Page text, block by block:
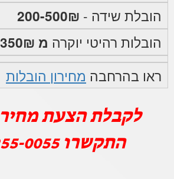
הובלת שידה - 200-500₪
הובלות רהיטי יוקרה מ 350₪ עד 800₪
ראו בהרחבה מחירון הובלות
לקבלת הצעת
התקשרו0055